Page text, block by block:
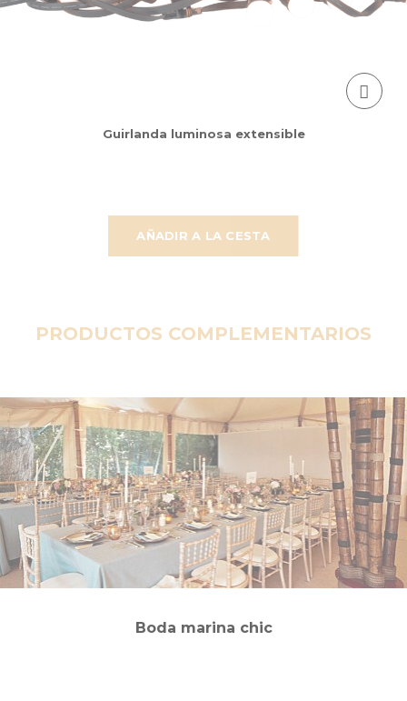
AÑADIR A LA CESTA
Guirlanda luminosa extensible
PRODUCTOS COMPLEMENTARIOS
Boda marina chic